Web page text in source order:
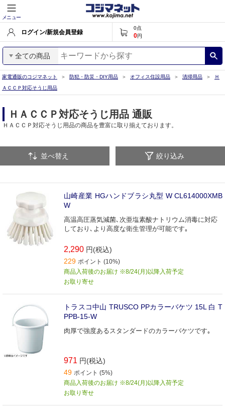
メニュー
ログイン/新規会員登録
0点
0円
全ての商品
家電通販のコジマネット 防犯・防災・DIY用品 オフィス住設用品 清掃用品
Ｈ
ＡＣＣＰ対応そうじ用品
ＨＡＣＣＰ対応そうじ用品 通販
ＨＡＣＣＰ対応そうじ用品の商品を豊富に取り揃えております。
並べ替え 絞り込み
山崎産業 HGハンドブラシ丸型 W CL614000XMB
W
高温高圧蒸気減菌､次亜塩素酸ナトリウム消毒に対応
しており､より高度な衛生管理が可能です｡
2,290 円(税込)
229 ポイント (10%)
商品入荷後のお届け ※8/24(月)以降入荷予定
お取り寄せ
トラスコ中山 TRUSCO PPカラーバケツ 15L 白 T
PPB-15-W
肉厚で強度あるスタンダードのカラーバケツです｡
971 円(税込)
49 ポイント (5%)
商品入荷後のお届け ※8/24(月)以降入荷予定
お取り寄せ